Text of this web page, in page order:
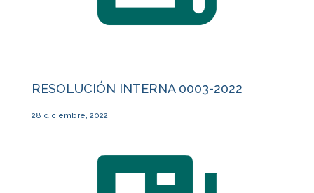
RESOLUCIÓN INTERNA 0003-2022
28 diciembre, 2022